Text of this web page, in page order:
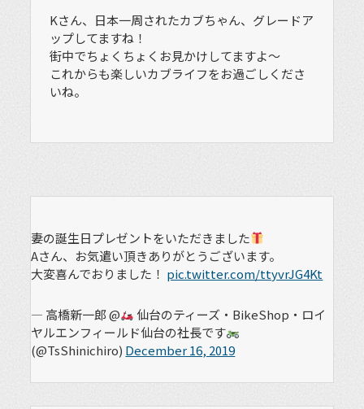
Kさん、日本一周されたカブちゃん、グレードア
ップしてますね！
街中でちょくちょくお見かけしてますよ〜
これからも楽しいカブライフをお過ごしくださ
いね。
妻の誕生日プレゼントをいただきました
Aさん、お気遣い頂きありがとうございます。
大変喜んでおりました！ pic.twitter.com/ttyvrJG4Kt
— 高橋新一郎 @
仙台のティーズ・BikeShop・ロイ
ヤルエンフィールド仙台の社長です
(@TsShinichiro) December 16, 2019